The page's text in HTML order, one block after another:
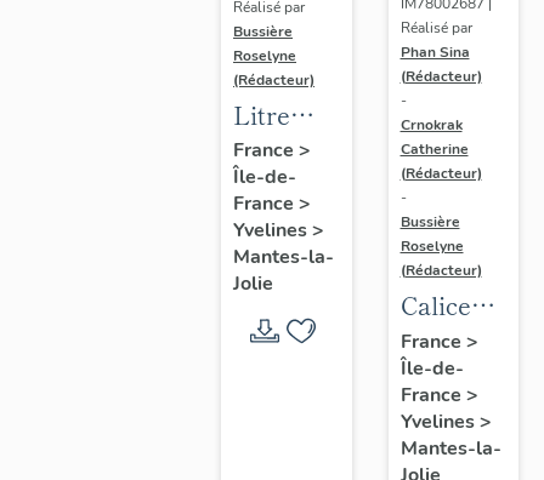
Réalisé par
Bussière
Roselyne
(Rédacteur)
Litre
funéraire
du
prince
de Conti
France >
Île-de-
France >
Yvelines>
Mantes-la-
Jolie
Réalisé par
Phan Sina
(Rédacteur)
-
Crnokrak
Catherine
(Rédacteur)
-
Bussière
Roselyne
(Rédacteur)
Calice
n°2 et sa
patène
France >
Île-de-
France >
Yvelines>
Mantes-la-